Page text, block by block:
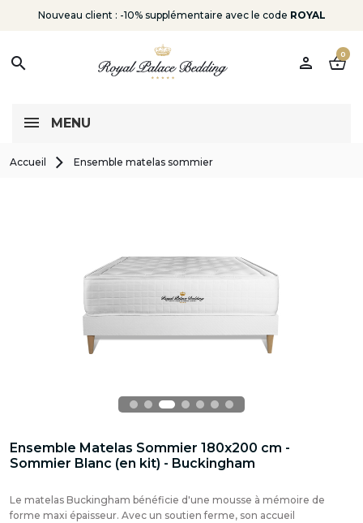
Nouveau client : -10% supplémentaire avec le code ROYAL
search person shopping_basket
0
MENU
Accueil Ensemble matelas sommier
Ensemble Matelas Sommier 180x200 cm -
Sommier Blanc (en kit) - Buckingham
Le matelas Buckingham bénéficie d'une mousse à mémoire de
forme maxi épaisseur. Avec un soutien ferme, son accueil